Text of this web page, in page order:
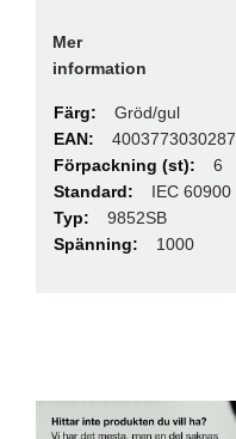
Mer
information
Gröd/gul
4003773030287
6
IEC 60900
9852SB
1000